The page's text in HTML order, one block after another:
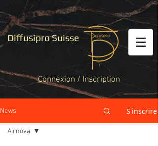
Diffusipro Suisse
Connexion / Inscription
News S'inscrire
Airnova